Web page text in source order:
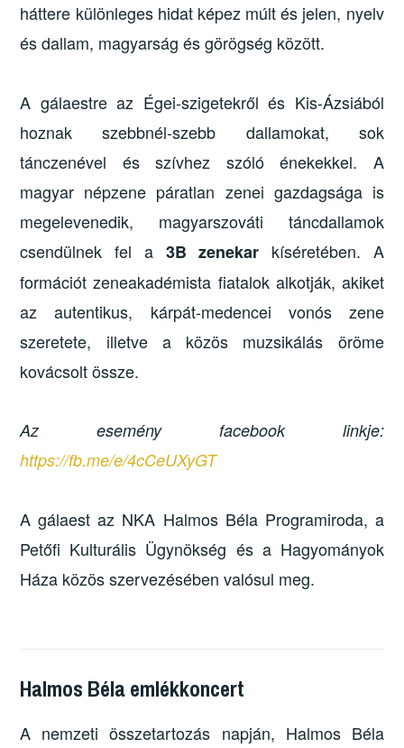
háttere különleges hidat képez múlt és jelen, nyelv
és dallam, magyarság és görögség között.
A gálaestre az Égei-szigetekről és Kis-Ázsiából
hoznak szebbnél-szebb dallamokat, sok
tánczenével és szívhez szóló énekekkel. A
magyar népzene páratlan zenei gazdagsága is
megelevenedik, magyarszováti táncdallamok
csendülnek fel a 3B zenekar kíséretében. A
formációt zeneakadémista fiatalok alkotják, akiket
az autentikus, kárpát-medencei vonós zene
szeretete, illetve a közös muzsikálás öröme
kovácsolt össze.
Az esemény facebook linkje:
https://fb.me/e/4cCeUXyGT
A gálaest az NKA Halmos Béla Programiroda, a
Petőfi Kulturális Ügynökség és a Hagyományok
Háza közös szervezésében valósul meg.
Halmos Béla emlékkoncert
A nemzeti összetartozás napján, Halmos Béla